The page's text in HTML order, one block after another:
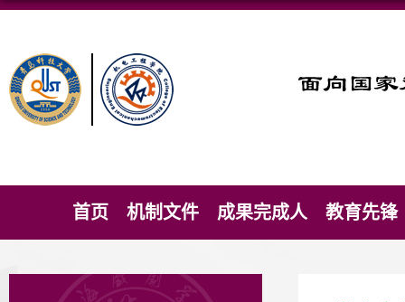
首页 机制文件 成果完成人 教育先锋